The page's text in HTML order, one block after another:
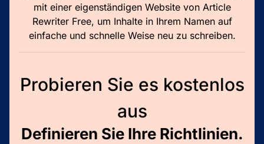
mit einer eigenständigen Website von Article
Rewriter Free, um Inhalte in Ihrem Namen auf
einfache und schnelle Weise neu zu schreiben.
Probieren Sie es kostenlos
aus
Definieren Sie Ihre Richtlinien.